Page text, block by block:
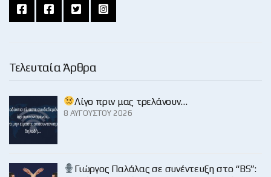
Τελευταία Άρθρα
Λίγο πριν μας τρελάνουν…
8 ΑΥΓΟΎΣΤΟΥ 2026
Γιώργος Παλάλας σε συνέντευξη στο “BS”: